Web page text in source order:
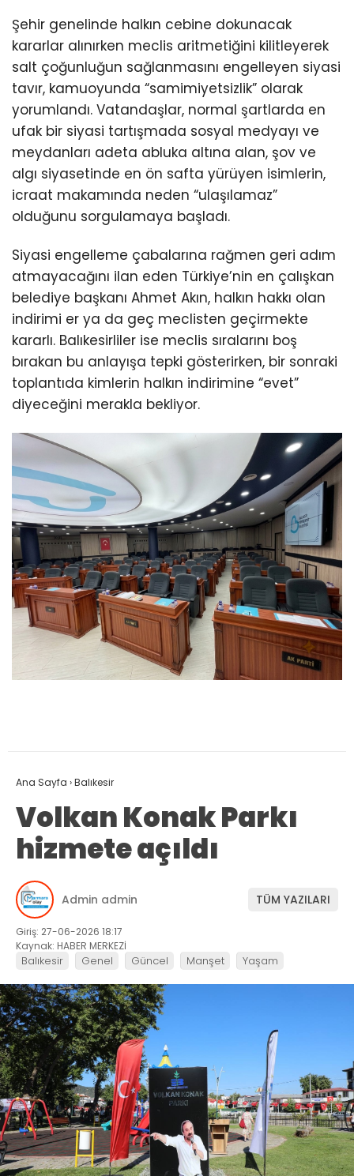
Şehir genelinde halkın cebine dokunacak
kararlar alınırken meclis aritmetiğini kilitleyerek
salt çoğunluğun sağlanmasını engelleyen siyasi
tavır, kamuoyunda “samimiyetsizlik” olarak
yorumlandı. Vatandaşlar, normal şartlarda en
ufak bir siyasi tartışmada sosyal medyayı ve
meydanları adeta abluka altına alan, şov ve
algı siyasetinde en ön safta yürüyen isimlerin,
icraat makamında neden “ulaşılamaz”
olduğunu sorgulamaya başladı.
Siyasi engelleme çabalarına rağmen geri adım
atmayacağını ilan eden Türkiye’nin en çalışkan
belediye başkanı Ahmet Akın, halkın hakkı olan
indirimi er ya da geç meclisten geçirmekte
kararlı. Balıkesirliler ise meclis sıralarını boş
bırakan bu anlayışa tepki gösterirken, bir sonraki
toplantıda kimlerin halkın indirimine “evet”
diyeceğini merakla bekliyor.
Ana Sayfa ›Balıkesir
Volkan Konak Parkı
hizmete açıldı
Admin admin TÜM YAZILARI
Giriş: 27-06-2026 18:17
Kaynak: HABER MERKEZİ
Balıkesir Genel Güncel Manşet Yaşam